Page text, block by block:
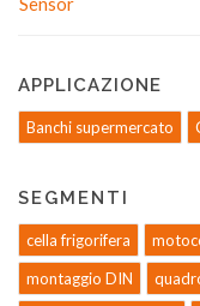
APPLICAZIONE
Banchi supermercato
SEGMENTI
cella frigorifera
montaggio DIN